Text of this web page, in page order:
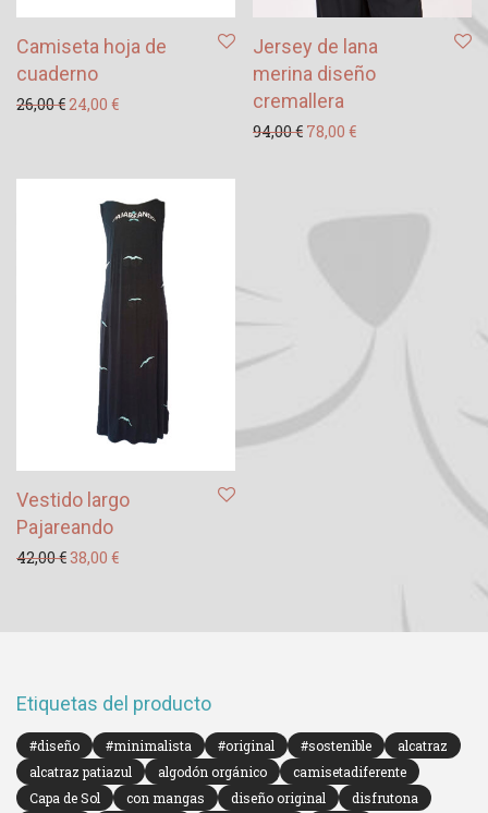
Camiseta hoja de
cuaderno
26,00€ El precio original era: 26,00 €.
24,00 €El precio actual es: 24,00 €.
Jersey de lana
merina diseño
cremallera
94,00€ El precio original era:
78,00 €El precio actual
Vestido largo
Pajareando
42,00€El precio original era: 42,00 €.
38,00 €El precio actual es: 38,00 €.
Etiquetas del producto
#diseño #minimalista #original #sostenible
alcatraz
alcatraz patiazul
algodón orgánico
camisetadiferente
Capa de Sol
con mangas diseño original
disfrutona